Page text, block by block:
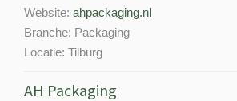
Website: ahpackaging.nl
Branche: Packaging
Locatie: Tilburg
AH Packaging